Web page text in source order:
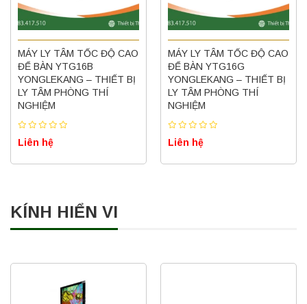
MÁY LY TÂM TỐC ĐỘ CAO
ĐỂ BÀN YTG16B
YONGLEKANG – THIẾT BỊ
LY TÂM PHÒNG THÍ
NGHIỆM
Liên hệ
MÁY LY TÂM TỐC ĐỘ CAO
ĐỂ BÀN YTG16G
YONGLEKANG – THIẾT BỊ
LY TÂM PHÒNG THÍ
NGHIỆM
Liên hệ
KÍNH HIỂN VI